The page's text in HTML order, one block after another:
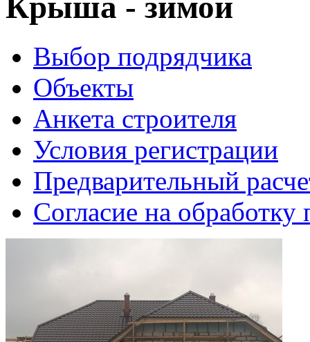
Крыша - зимой
Выбор подрядчика
Объекты
Анкета строителя
Условия регистрации
Предварительный
Согласие на